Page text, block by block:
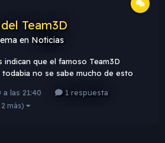
Team3D
en Noticias
indican que el famoso Team3D
todabia no se sabe mucho de esto
camisetas de 3D, sponsoreadas
que dboorN actualmente
las 21:40 1 respuesta
más)